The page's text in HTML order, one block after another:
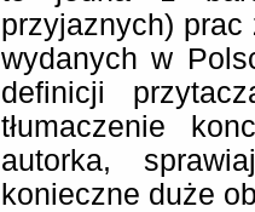
przyjaznych)
wydanych w
definicji
tłumaczenie
autorka,
konieczne duże